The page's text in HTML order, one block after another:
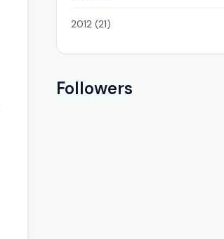
2012 (21)
Followers